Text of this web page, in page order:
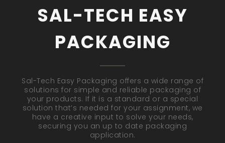
SAL-TECH EASY
PACKAGING
Sal-Tech Easy Packaging offers a wide range of
solutions for simple and reliable packaging of
your products. If it is a standard or a special
solution that’s needed for your assignment, we
have a creative input to solve your needs,
securing you an up to date packaging
application.